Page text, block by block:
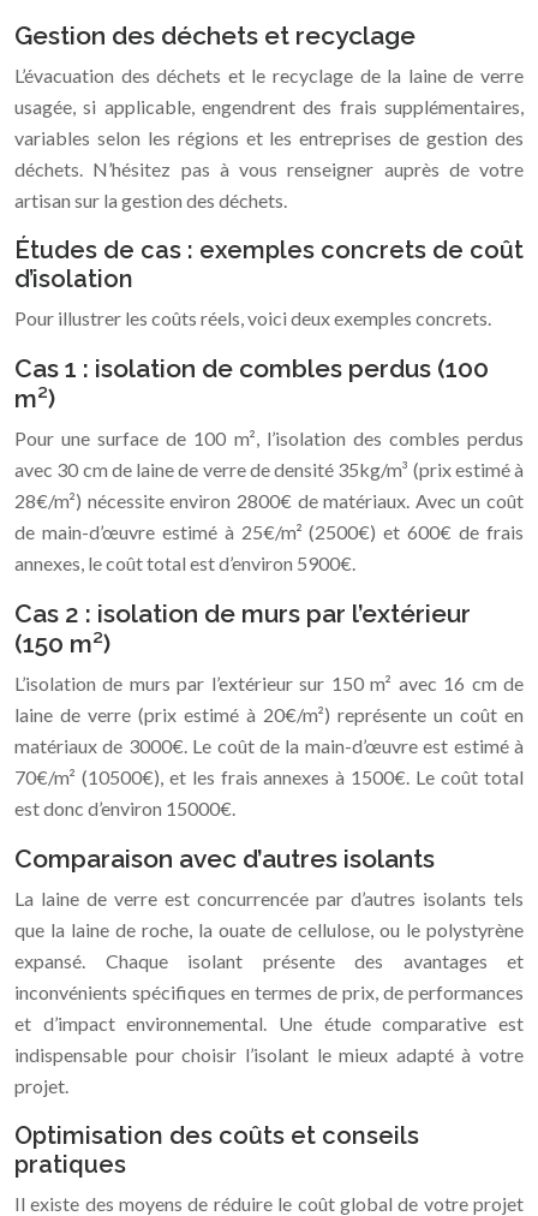
Gestion des déchets et recyclage
L’évacuation des déchets et le recyclage de la laine de verre
usagée, si applicable, engendrent des frais supplémentaires,
variables selon les régions et les entreprises de gestion des
déchets. N’hésitez pas à vous renseigner auprès de votre
artisan sur la gestion des déchets.
Études de cas : exemples concrets de coût
d’isolation
Pour illustrer les coûts réels, voici deux exemples concrets.
Cas 1 : isolation de combles perdus (100
m²)
Pour une surface de 100 m², l’isolation des combles perdus
avec 30 cm de laine de verre de densité 35kg/m³ (prix estimé à
28€/m²) nécessite environ 2800€ de matériaux. Avec un coût
de main-d’œuvre estimé à 25€/m² (2500€) et 600€ de frais
annexes, le coût total est d’environ 5900€.
Cas 2 : isolation de murs par l’extérieur
(150 m²)
L’isolation de murs par l’extérieur sur 150 m² avec 16 cm de
laine de verre (prix estimé à 20€/m²) représente un coût en
matériaux de 3000€. Le coût de la main-d’œuvre est estimé à
70€/m² (10500€), et les frais annexes à 1500€. Le coût total
est donc d’environ 15000€.
Comparaison avec d’autres isolants
La laine de verre est concurrencée par d’autres isolants tels
que la laine de roche, la ouate de cellulose, ou le polystyrène
expansé. Chaque isolant présente des avantages et
inconvénients spécifiques en termes de prix, de performances
et d’impact environnemental. Une étude comparative est
indispensable pour choisir l’isolant le mieux adapté à votre
projet.
Optimisation des coûts et conseils
pratiques
Il existe des moyens de réduire le coût global de votre projet